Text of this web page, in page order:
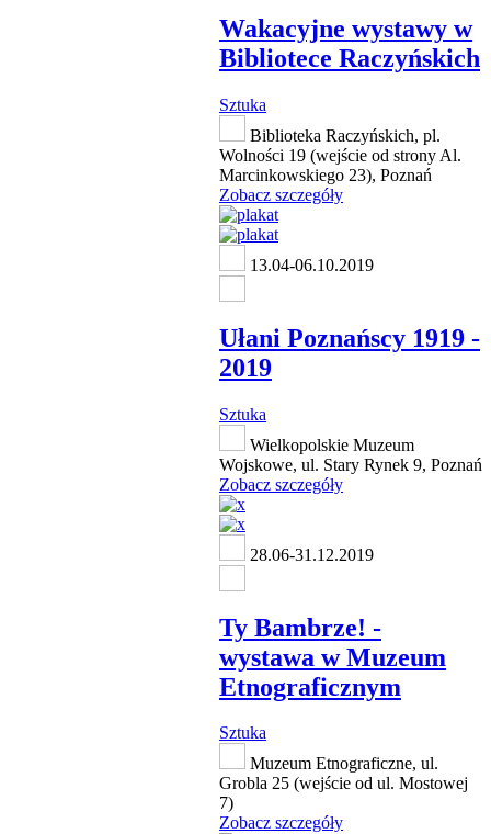
Wakacyjne wystawy w
Bibliotece Raczyńskich
Sztuka
Biblioteka Raczyńskich, pl.
Wolności 19 (wejście od strony Al.
Marcinkowskiego 23), Poznań
Zobacz szczegóły
13.04-06.10.2019
Ułani Poznańscy 1919 -
2019
Sztuka
Wielkopolskie Muzeum
Wojskowe, ul. Stary Rynek 9, Poznań
Zobacz szczegóły
28.06-31.12.2019
Ty Bambrze! -
wystawa w Muzeum
Etnograficznym
Sztuka
Muzeum Etnograficzne, ul.
Grobla 25 (wejście od ul. Mostowej
7)
Zobacz szczegóły